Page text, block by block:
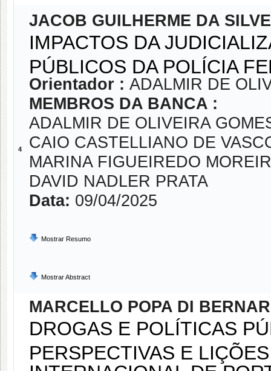
4
JACOB GUILHERME DA
IMPACTOS DA
PÚBLICOS DA POLÍCIA
Orientador : ADALMIR DE
MEMBROS DA BANCA :
ADALMIR DE OLIVEIRA
CAIO CASTELLIANO DE
MARINA FIGUEIREDO
DAVID NADLER PRATA
Data: 09/04/2025
Mostrar Resumo
Mostrar Abstract
MARCELLO POPA DI
DROGAS E POLÍTICAS
PERSPECTIVAS E